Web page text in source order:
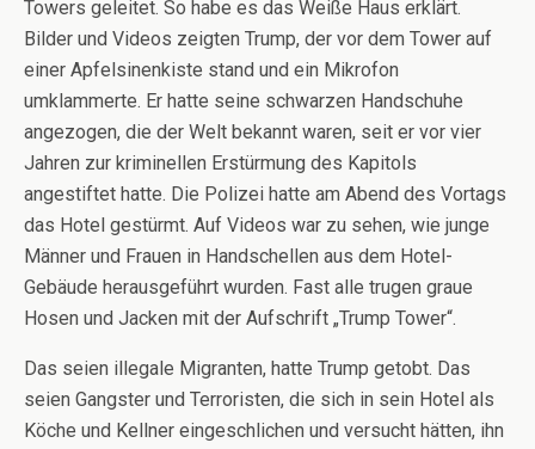
Towers geleitet. So habe es das Weiße Haus erklärt.
Bilder und Videos zeigten Trump, der vor dem Tower auf
einer Apfelsinenkiste stand und ein Mikrofon
umklammerte. Er hatte seine schwarzen Handschuhe
angezogen, die der Welt bekannt waren, seit er vor vier
Jahren zur kriminellen Erstürmung des Kapitols
angestiftet hatte. Die Polizei hatte am Abend des Vortags
das Hotel gestürmt. Auf Videos war zu sehen, wie junge
Männer und Frauen in Handschellen aus dem Hotel-
Gebäude herausgeführt wurden. Fast alle trugen graue
Hosen und Jacken mit der Aufschrift „Trump Tower“.
Das seien illegale Migranten, hatte Trump getobt. Das
seien Gangster und Terroristen, die sich in sein Hotel als
Köche und Kellner eingeschlichen und versucht hätten, ihn